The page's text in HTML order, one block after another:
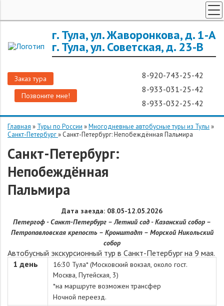
г. Тула, ул. Жаворонкова, д. 1-А
г. Тула, ул. Советская, д. 23-В
Заказ тура
Позвоните мне!
8-920-743-25-42
8-933-031-25-42
8-933-032-25-42
ЗАРУБЕЖНЫЕ ТУРЫ
О КОМПАНИИ
Главная » Туры по России »Многодневные автобусные туры из Тулы »
Санкт-Петербург» Санкт-Петербург: Непобеждённая Пальмира
Санкт-Петербург:
Непобеждённая
Пальмира
Дата заезда: 08.05-12.05.2026
Петергоф - Санкт-Петербург – Летний сад - Казанский собор –
Петропавловская крепость – Кронштадт – Морской Никольский
собор
Автобусный экскурсионный тур в Санкт-Петербург на 9 мая.
1 день
16:30 Тула* (Московский вокзал, около гост.
Москва, Путейская, 3)
*на маршруте возможен трансфер
Ночной переезд.